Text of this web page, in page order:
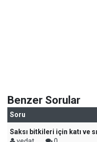
Benzer Sorular
Soru
Saksı bitkileri için katı ve